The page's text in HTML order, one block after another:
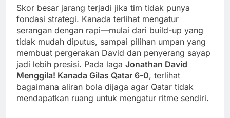
Skor besar jarang terjadi jika tim tidak punya
fondasi strategi. Kanada terlihat mengatur
serangan dengan rapi—mulai dari build-up yang
tidak mudah diputus, sampai pilihan umpan yang
membuat pergerakan David dan penyerang sayap
jadi lebih presisi. Pada laga Jonathan David
Menggila! Kanada Gilas Qatar 6-0, terlihat
bagaimana aliran bola dijaga agar Qatar tidak
mendapatkan ruang untuk mengatur ritme sendiri.